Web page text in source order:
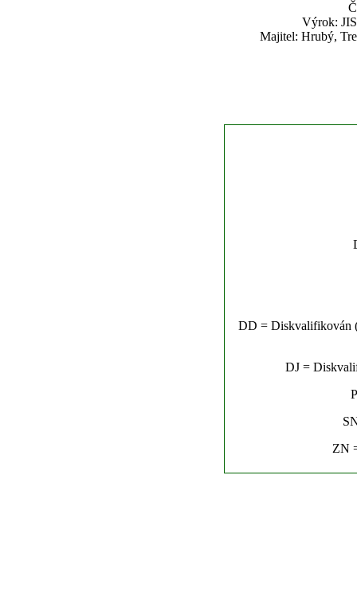
Výrok:
Majitel: Hrubý,
DD = Diskvalifikován
DJ =
ZN